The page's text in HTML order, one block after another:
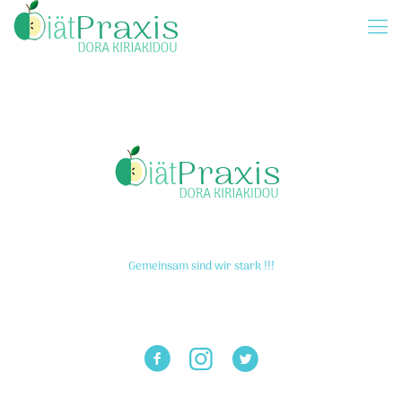
Gemeinsam sind wir stark !!!